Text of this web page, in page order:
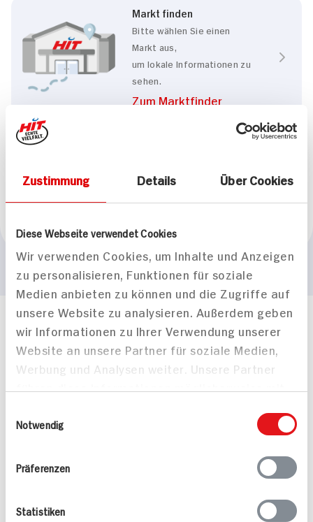
Zustimmung Details Über Cookies
Diese Webseite verwendet Cookies
Wir verwenden Cookies, um Inhalte und Anzeigen
zu personalisieren, Funktionen für soziale
Medien anbieten zu können und die Zugriffe auf
unsere Website zu analysieren. Außerdem geben
wir Informationen zu Ihrer Verwendung unserer
Website an unsere Partner für soziale Medien,
Werbung und Analysen weiter. Unsere Partner
bereitgestellt haben oder die sie im Rahmen
Notwendig
Präferenzen
Statistiken
Markt finden
Bitte wählen Sie einen
Markt aus,
um lokale Informationen zu
sehen.
Zum Marktfinder
Ohne Gentechnik
Almette
Häufig gestellte Fragen
Mehr Informationen in unserem FAQ
(0228) 42967 0
Freitags: 9 bis 13 Uhr